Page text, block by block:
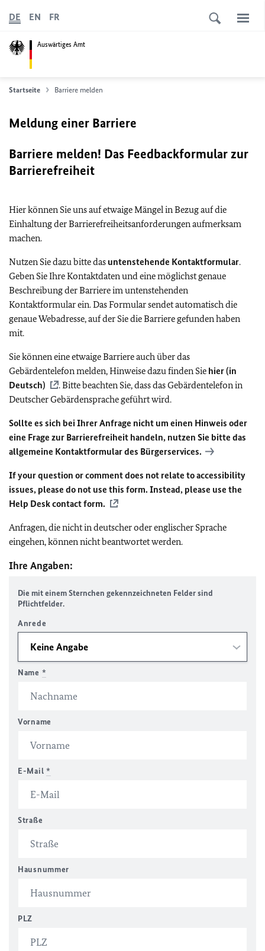
Auswärtiges Amt
DE EN FR
Startseite Barriere melden
Meldung einer Barriere
Barriere melden! Das Feedbackformular zur
Barrierefreiheit
Hier können Sie uns auf etwaige Mängel in Bezug auf die
Einhaltung der Barrierefreiheitsanforderungen aufmerksam
machen.
Nutzen Sie dazu bitte das untenstehende Kontaktformular.
Geben Sie Ihre Kontaktdaten und eine möglichst genaue
Beschreibung der Barriere im untenstehenden
Kontaktformular ein. Das Formular sendet automatisch die
genaue Webadresse, auf der Sie die Barriere gefunden haben
mit.
Sie können eine etwaige Barriere auch über das
Gebärdentelefon melden, Hinweise dazu finden Sie hier (in
Deutsch)
. Bitte beachten Sie, dass das Gebärdentelefon in
Deutscher Gebärdensprache geführt wird.
Sollte es sich bei Ihrer Anfrage nicht um einen Hinweis oder
eine Frage zur Barrierefreiheit handeln, nutzen Sie bitte das
allgemeine Kontaktformular des Bürgerservices.
If your question or comment does not relate to accessibility
issues, please do not use this form. Instead, please use the
Help Desk contact form.
Anfragen, die nicht in deutscher oder englischer Sprache
eingehen, können nicht beantwortet werden.
Ihre Angaben:
Die mit einem Sternchen gekennzeichneten Felder sind
Pflichtfelder.
Anrede
Name *
Vorname
E-Mail *
Straße
Hausnummer
PLZ